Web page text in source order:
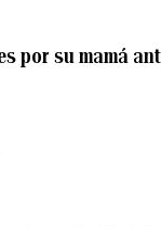
por su mamá